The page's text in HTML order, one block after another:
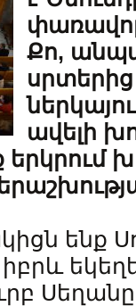
Քո,
ավելի
երկրում
ենք
իբրև